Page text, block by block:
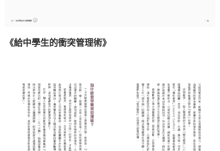
《給中學生的衝突管理術》